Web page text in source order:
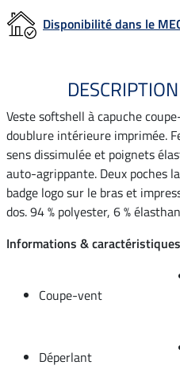
Disponibilité dans le
Veste softshell à capuche
doublure intérieure imprimée.
sens dissimulée et poignets
auto-agrippante. Deux poches
badge logo sur le bras et
dos. 94 % polyester, 6 %
Informations &
Coupe-vent
Déperlant